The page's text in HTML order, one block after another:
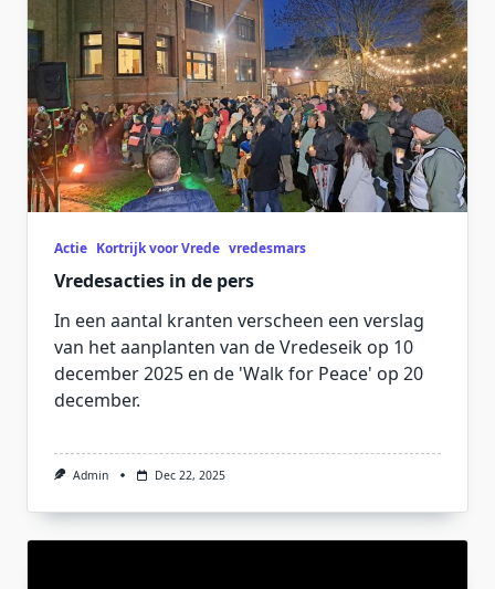
Actie Kortrijk voor Vrede vredesmars
Vredesacties in de pers
In een aantal kranten verscheen een verslag
van het aanplanten van de Vredeseik op 10
december 2025 en de 'Walk for Peace' op 20
december.
Admin Dec 22, 2025